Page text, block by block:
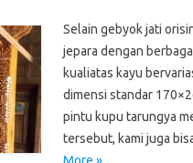
Selain gebyok jati
jepara dengan
kualiatas kayu
dimensi standar
pintu kupu tarungya
tersebut, kami juga